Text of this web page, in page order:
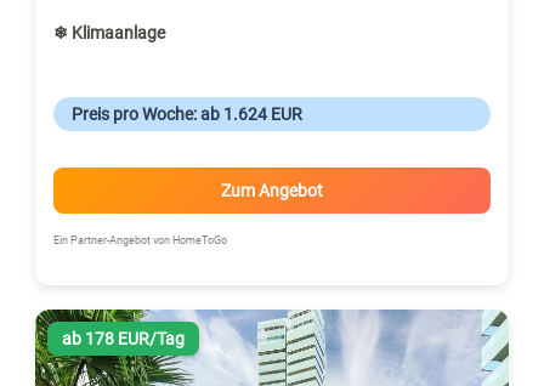
❄ Klimaanlage
Preis pro Woche: ab 1.624 EUR
Zum Angebot
Ein Partner-Angebot von HomeToGo
ab 178 EUR/Tag